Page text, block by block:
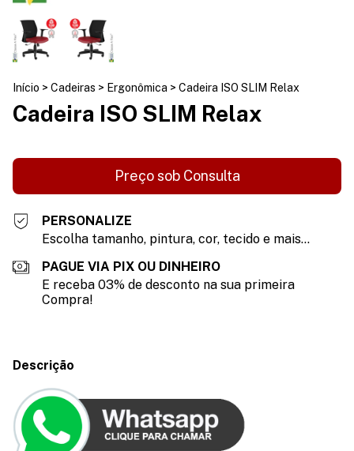
Início > Cadeiras > Ergonômica > Cadeira ISO SLIM Relax
Cadeira ISO SLIM Relax
PERSONALIZE
Escolha tamanho, pintura, cor, tecido e mais...
PAGUE VIA PIX OU DINHEIRO
E receba 03% de desconto na sua primeira
Compra!
Descrição